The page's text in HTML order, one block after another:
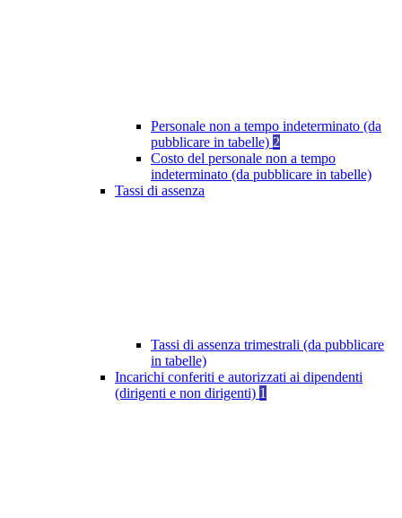
Personale non a tempo indeterminato (da
pubblicare in tabelle) 2
Costo del personale non a tempo
indeterminato (da pubblicare in tabelle)
Tassi di assenza
Tassi di assenza trimestrali (da pubblicare
in tabelle)
Incarichi conferiti e autorizzati ai dipendenti
(dirigenti e non dirigenti) 1